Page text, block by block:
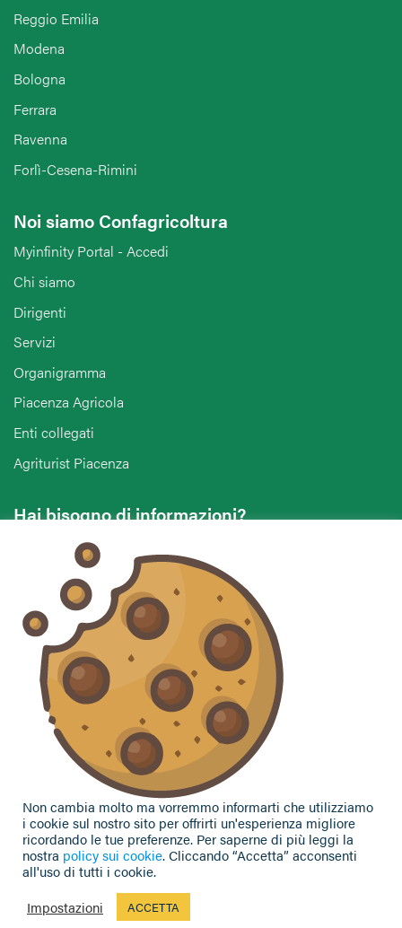
Reggio Emilia
Modena
Bologna
Ferrara
Ravenna
Forlì-Cesena-Rimini
Noi siamo Confagricoltura
Myinfinity Portal - Accedi
Chi siamo
Dirigenti
Servizi
Organigramma
Piacenza Agricola
Enti collegati
Agriturist Piacenza
Hai bisogno di informazioni?
Vuoi contattarci per ricevere assistenza, lasciare un
commento o chiedere informazioni?
CONTATTACI
Seguici sui social
Privacy Policy|Cookie Policy
© 2002-2026 CAA Confagricoltura Emilia Romagna srl - P.IVA
02317021208
Non cambia molto ma vorremmo informarti che utilizziamo
i cookie sul nostro sito per offrirti un'esperienza migliore
ricordando le tue preferenze. Per saperne di più leggi la
nostra policy sui cookie. Cliccando “Accetta” acconsenti
all'uso di tutti i cookie.
Impostazioni
ACCETTA